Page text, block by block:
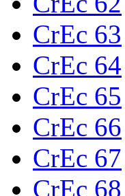
CrEc 63
CrEc 64
CrEc 65
CrEc 66
CrEc 67
CrEc 68